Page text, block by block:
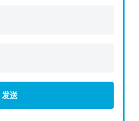
发送